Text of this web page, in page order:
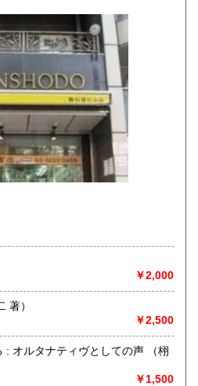
長崎県
大分県
鹿児島県
始(12/31～1/2)は除く
68-2332 までご連絡下さ
￥2,000
裕二 著）
￥2,500
ルタナティヴとしての声 （栩
￥1,500